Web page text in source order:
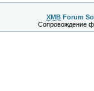
XMB Forum
Сопровождение